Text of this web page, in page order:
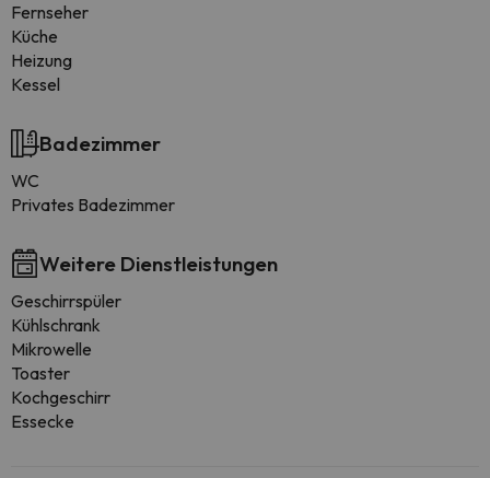
Fernseher
Küche
Heizung
Kessel
Badezimmer
WC
Privates Badezimmer
Weitere Dienstleistungen
Geschirrspüler
Kühlschrank
Mikrowelle
Toaster
Kochgeschirr
Essecke